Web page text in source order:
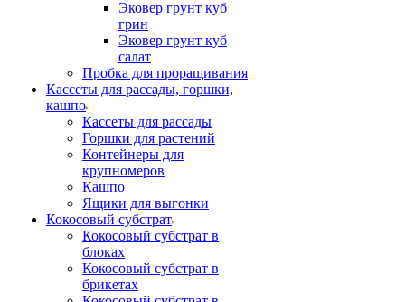
Эковер грунт куб
грин
Эковер грунт куб
салат
Пробка для проращивания
Кассеты для рассады, горшки,
кашпо
Кассеты для рассады
Горшки для растений
Контейнеры для
крупномеров
Кашпо
Ящики для выгонки
Кокосовый субстрат
Кокосовый субстрат в
блоках
Кокосовый субстрат в
брикетах